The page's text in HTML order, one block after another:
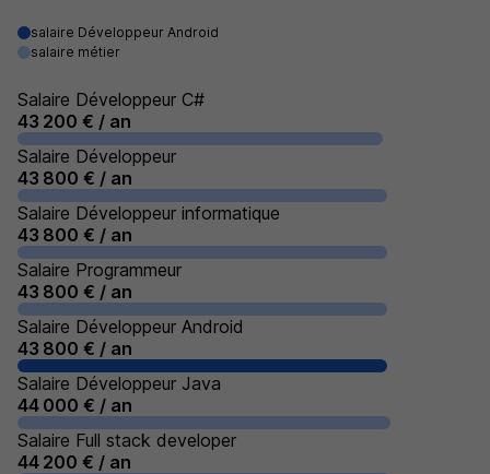
salaire Développeur Android
salaire métier
Salaire Développeur C#
43 200 € / an
Salaire Développeur
43 800 € / an
Salaire Développeur informatique
43 800 € / an
Salaire Programmeur
43 800 € / an
Salaire Développeur Android
43 800 € / an
Salaire Développeur Java
44 000 € / an
Salaire Full stack developer
44 200 € / an